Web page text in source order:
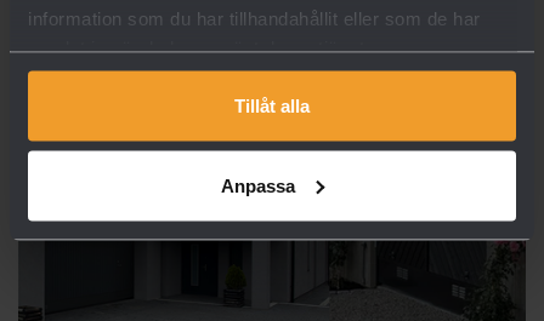
information som du har tillhandahållit eller som de har
samlat in när du har använt deras tjänster.
Tillåt alla
Anpassa